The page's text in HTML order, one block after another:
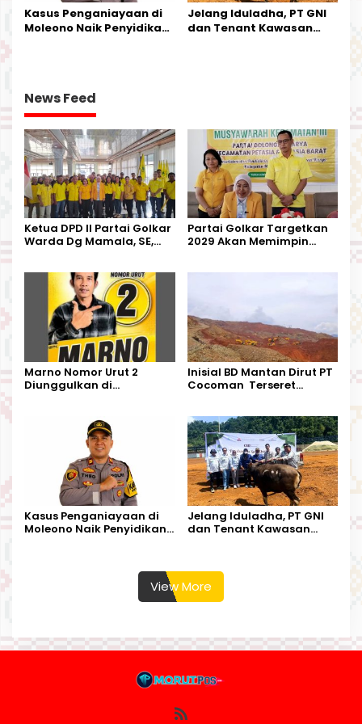
Kasus Penganiayaan di
Moleono Naik Penyidikan,
Jelang Iduladha, PT GNI
dan Tenant Kawasan
News Feed
Ketua DPD II Partai Golkar
Warda Dg Mamala, SE,
Kecamatan Petbar
Partai Golkar Targetkan
2029 Akan Memimpin
Marno Nomor Urut 2
Diunggulkan di
Harapan Warga
Inisial BD Mantan Dirut PT
Cocoman Terseret
Kalimantan Barat
Kasus Penganiayaan di
Moleono Naik Penyidikan,
Jelang Iduladha, PT GNI
dan Tenant Kawasan
View More